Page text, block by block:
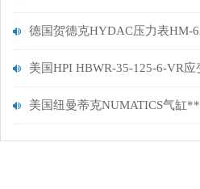
美国纽曼蒂克NUMATICS气缸**